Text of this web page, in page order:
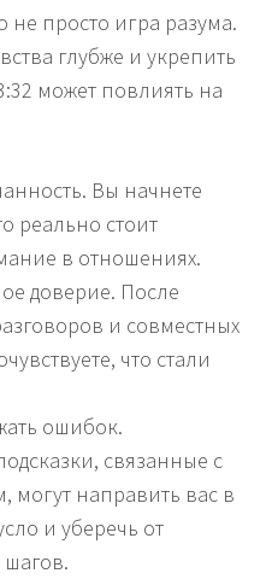
не просто игра разума.
глубже и укрепить
может повлиять на
Вы начнете
реально стоит
в отношениях.
доверие. После
и совместных
что стали
ошибок.
связанные с
могут направить вас в
и уберечь от